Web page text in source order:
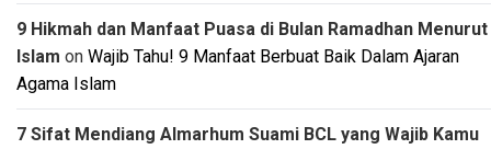
9 Hikmah dan Manfaat Puasa di Bulan Ramadhan Menurut
Islam on Wajib Tahu! 9 Manfaat Berbuat Baik Dalam Ajaran
Agama Islam
7 Sifat Mendiang Almarhum Suami BCL yang Wajib Kamu